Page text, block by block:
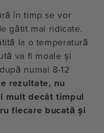
în timp se vor
gătit mai ridicate.
la o temperatură
va fi moale și
numai 8-12
rezultate, nu
mult decât timpul
fiecare bucată și